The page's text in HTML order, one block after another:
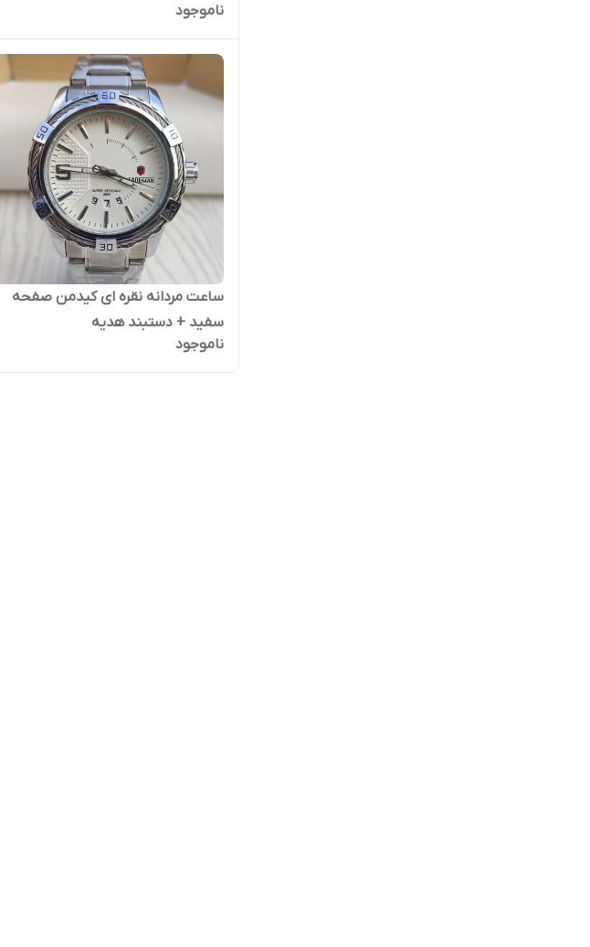
ناموجود
ساعت مردانه نقره ای کیدمن صفحه
سفید + دستبند هدیه
ناموجود